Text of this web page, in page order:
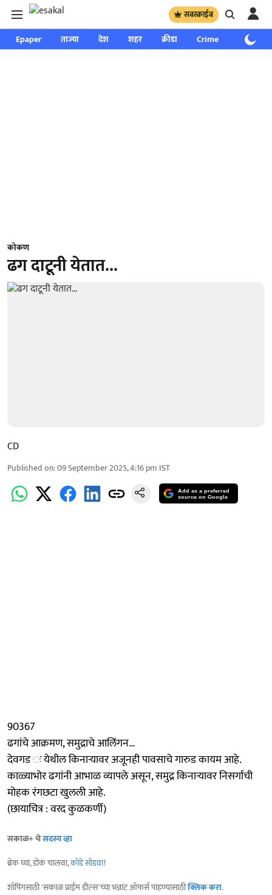
सबस्क्राईब
Epaper ताज्या देश शहर क्रीडा Crime साप्ताहिक
कोकण
ढग दाटूनी येतात...
CD
Published on:09 September 2025, 4:16 pm IST
Add as a preferred
source on Google
90367
ढगांचे आक्रमण, समुद्राचे आलिंगन…
देवगड ः येथील किनाऱ्यावर अजूनही पावसाचे गारुड कायम आहे.
काळ्याभोर ढगांनी आभाळ व्यापले असून, समुद्र किनाऱ्यावर निसर्गाची
मोहक रंगछटा खुलली आहे.
(छायाचित्र : वरद कुळकर्णी)
सकाळ+ चेसदस्य व्हा
ब्रेक घ्या, डोकं चालवा,कोडे सोडवा!
शॉपिंगसाठी 'सकाळ प्राईम डील्स'च्या भन्नाट ऑफर्स पाहण्यासाठीक्लिक करा.